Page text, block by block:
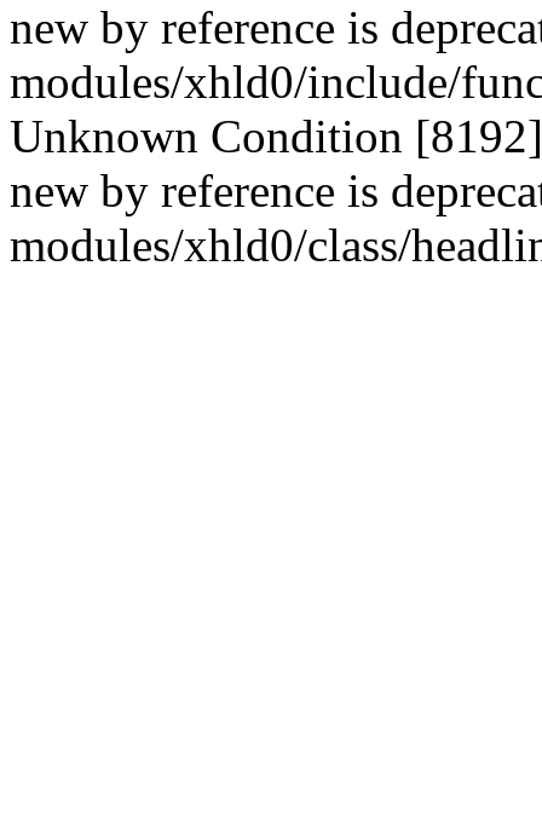
new by reference is
modules/xhld0/include/
Unknown Condition
new by reference is
modules/xhld0/class/